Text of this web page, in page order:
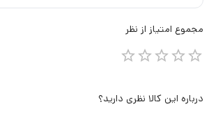
مجموع امتیاز از نظر
درباره این کالا نظری دارید؟